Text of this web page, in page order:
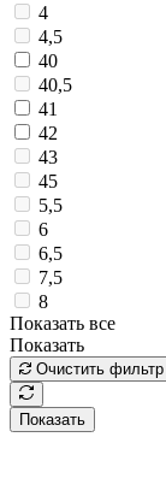
4
4,5
40
40,5
41
42
43
45
5,5
6
6,5
7,5
8
Показать все
Показать
Очистить фильтр
Показать